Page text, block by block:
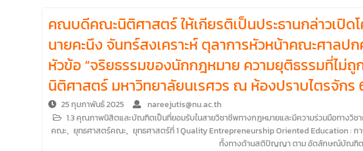
เป็นการเตรียมพร้อมก่อนเปิดภาคเรียนต้น ปีการ
ศึกษา 2569 พร้อมด้วยรองคณบดีทุกฝ่ายเข้า
ร่วมแจ้งนโยบายแนวทางการบริหารงานในแต่ละ
ด้านของคณะ รวมทั้งการเตรียมความพร้อมการ
จัดการเรียนการสอนรายวิชาวิจัยทางกฎหมาย
และรายวิชาตรรกศาสตร์และการเขียนในทาง
นิติศาสตร์ ณ ห้องประชุมชั้น 3 อาคารคณะ
นิติศาสตร์ มหาวิทยาลัยนเรศวร
คณบดีคณะนิติศาสตร์ ให้เกียรติเป็นประธานกล่าวเปิด
นายคะนึง จันทร์สงเคราะห์ ตุลาการหัวหน้าคณะศาล
หัวข้อ “จริยธรรมของนักกฎหมาย ความยุติธรรมที่ไม่
นิติศาสตร์ มหาวิทยาลัยนเรศวร ณ ห้องปราบไตรจักร
25 กุมภาพันธ์ 2025
nareejutis@nu.ac.th
1.3 คุณภาพนิสิตและบัณฑิตเป็นที่ยอมรับในสายวิชาชีพทางกฎหมายและมีความร่วมมือทางวิช
คณะ, ยุทธศาสตร์คณะ, ยุทธศาสตร์ที่ 1 Quality Entrepreneurship Oriented Education :
ทั้งทางด้านสติปัญญา ตาม อัตลักษณ์บัณฑิต